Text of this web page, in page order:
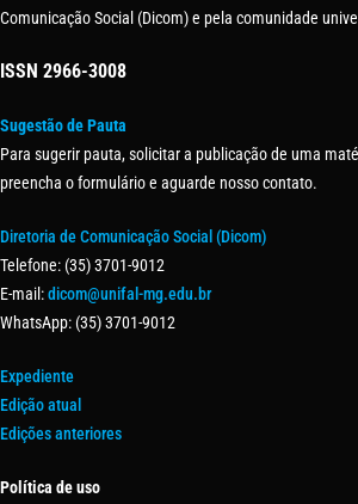
Comunicação Social (Dicom) e pela comunidade
ISSN 2966-3008
Sugestão de Pauta
Para sugerir pauta, solicitar a publicação de uma
preencha o formulário e aguarde nosso contato.
Diretoria de Comunicação Social (Dicom)
Telefone: (35) 3701-9012
E-mail:dicom@unifal-mg.edu.br
WhatsApp: (35) 3701-9012
Expediente
Edição atual
Edições anteriores
Política de uso